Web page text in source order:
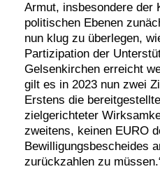
Armut, insbesondere der
politischen Ebenen
nun klug zu überlegen,
Partizipation der
Gelsenkirchen erreicht
gilt es in 2023 nun zwei
Erstens die
zielgerichteter
zweitens, keinen EURO
Bewilligungsbescheides
zurückzahlen zu